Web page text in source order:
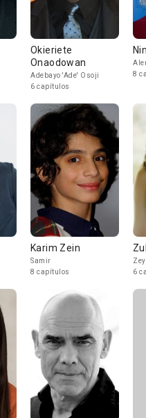
Okieriete
Onaodowan
Adebayo 'Ade' Osoji
6 capítulos
8
Karim Zein
Samir
8 capítulos
6